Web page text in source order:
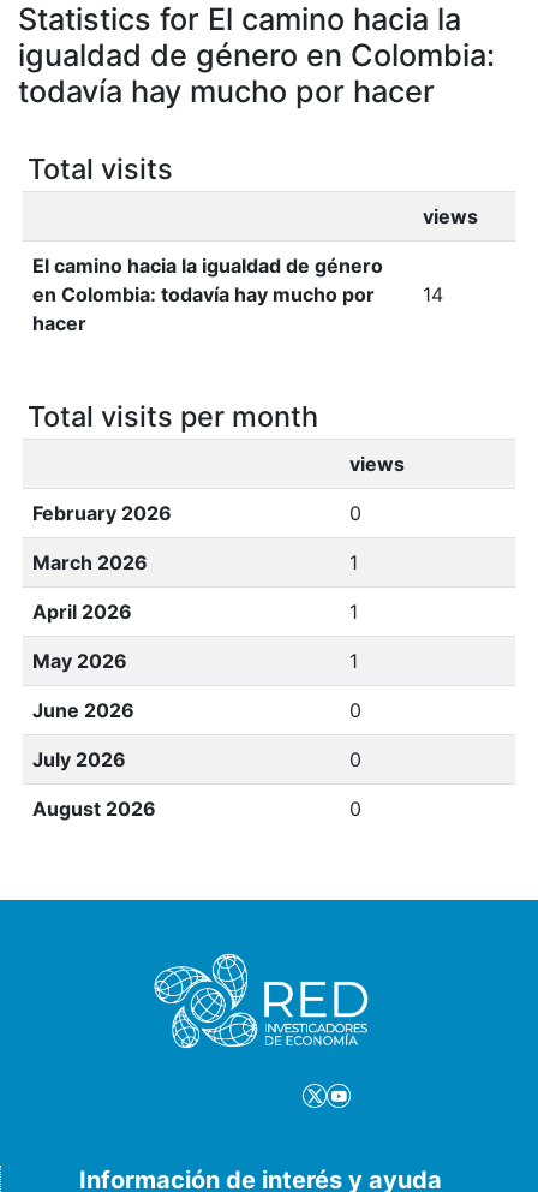
Statistics for El camino hacia la
igualdad de género en Colombia:
todavía hay mucho por hacer
Total visits
views
El camino hacia la igualdad de género
en Colombia: todavía hay mucho por
hacer
14
Total visits per month
views
February 2026 0
March 2026 1
April 2026 1
May 2026 1
June 2026 0
July 2026 0
August 2026 0
Información de interés y ayuda